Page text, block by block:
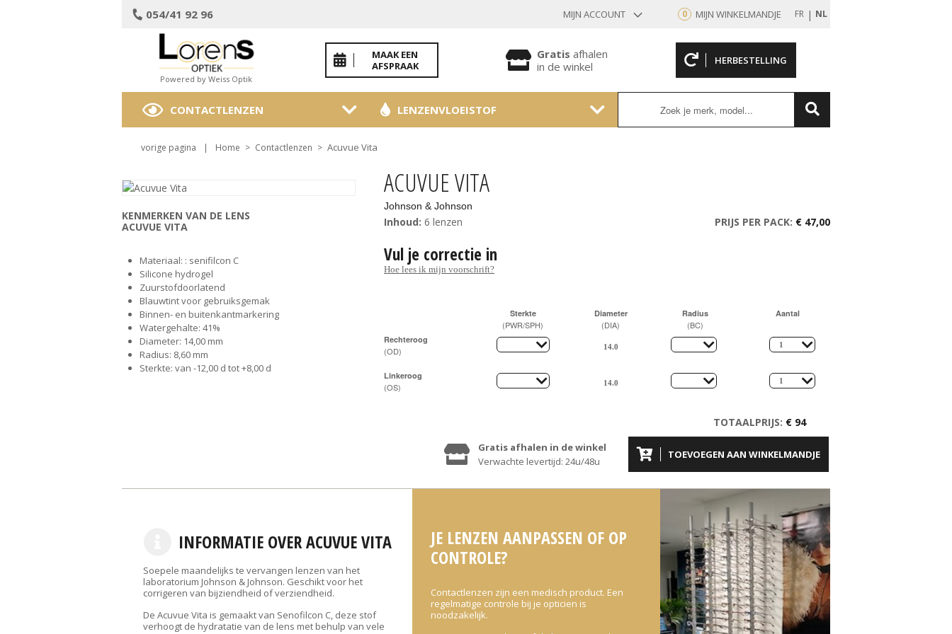
054/41 92 96 MIJN ACCOUNT
INLOGGEN BESTAANDE KLANT
wachtwoord
NIEUWE KLANT
0 MIJN WINKELMANDJE FR | NL
Powered by Weiss Optik
MAAK EEN
AFSPRAAK
Gratis afhalen
in de winkel
HERBESTELLING
CONTACTLENZEN LENZENVLOEISTOF
vorige pagina | Home > Contactlenzen > Acuvue Vita
ACUVUE VITA
Johnson & Johnson
Inhoud: 6 lenzen PRIJS PER PACK: € 47,00
Vul je correctie in
Hoe lees ik mijn voorschrift?
Sterkte
(PWR/SPH)
Diameter
(DIA)
Radius
(BC)
Aantal
Rechteroog
(OD)
Linkeroog
(OS)
TOTAALPRIJS: € 94
TOEVOEGEN AAN WINKELMANDJE
Gratis afhalen in de winkel
Verwachte levertijd: 24u/48u
KENMERKEN VAN DE LENS
ACUVUE VITA
Materiaal: : senifilcon C
Silicone hydrogel
Zuurstofdoorlatend
Blauwtint voor gebruiksgemak
Binnen- en buitenkantmarkering
Watergehalte: 41%
Diameter: 14,00 mm
Radius: 8,60 mm
Sterkte: van -12,00 d tot +8,00 d
INFORMATIE OVER ACUVUE VITA
Soepele maandelijks te vervangen lenzen van het
laboratorium Johnson & Johnson. Geschikt voor het
corrigeren van bijziendheid of verziendheid.
De Acuvue Vita is gemaakt van Senofilcon C, deze stof
verhoogt de hydratatie van de lens met behulp van vele
JE LENZEN AANPASSEN OF OP
CONTROLE?
Contactlenzen zijn een medisch product. Een
regelmatige controle bij je opticien is
noodzakelijk.